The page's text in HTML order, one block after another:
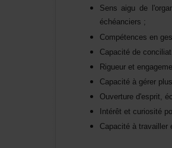
échéanciers;